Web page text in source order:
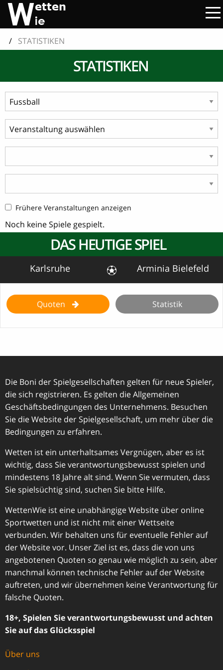
/ STATISTIKEN
STATISTIKEN
Frühere Veranstaltungen anzeigen
Noch keine Spiele gespielt.
DAS HEUTIGE SPIEL
Karlsruhe Arminia Bielefeld
Quoten Statistik
Die Boni der Spielgesellschaften gelten für neue Spieler,
die sich registrieren. Es gelten die Allgemeinen
Geschäftsbedingungen des Unternehmens. Besuchen
Sie die Website der Spielgesellschaft, um mehr über die
Bedingungen zu erfahren.
Wetten ist ein unterhaltsames Vergnügen, aber es ist
wichtig, dass Sie verantwortungsbewusst spielen und
mindestens 18 Jahre alt sind. Wenn Sie vermuten, dass
Sie spielsüchtig sind, suchen Sie bitte Hilfe.
WettenWie ist eine unabhängige Website über online
Sportwetten und ist nicht mit einer Wettseite
verbunden. Wir behalten uns für eventuelle Fehler auf
der Website vor. Unser Ziel ist es, dass die von uns
angebotenen Quoten so genau wie möglich zu sein, aber
manchmal können technische Fehler auf der Website
auftreten, und wir übernehmen keine Verantwortung für
falsche Quoten.
18+, Spielen Sie verantwortungsbewusst und achten
Sie auf das Glücksspiel
Über uns